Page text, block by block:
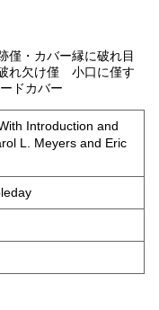
僅・カバー縁に破れ目
れ欠け僅 小口に僅す
ドカバー
Introduction and
L. Meyers and Eric